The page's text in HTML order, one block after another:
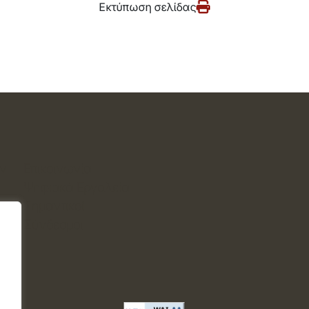
Εκτύπωση σελίδας